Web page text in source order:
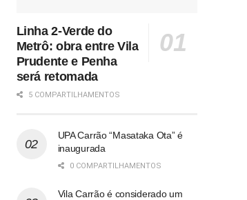
Linha 2-Verde do
Metrô: obra entre Vila
Prudente e Penha
será retomada
5 COMPARTILHAMENTOS
UPA Carrão “Masataka Ota” é
inaugurada
0 COMPARTILHAMENTOS
Vila Carrão é considerado um